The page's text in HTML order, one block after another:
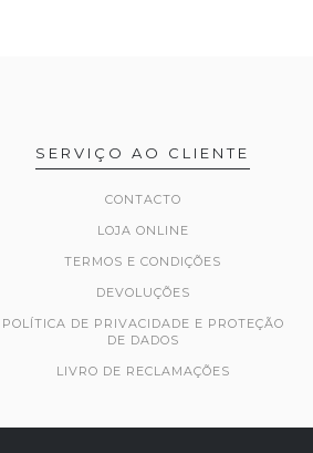
SERVIÇO AO CLIENTE
CONTACTO
LOJA ONLINE
TERMOS E CONDIÇÕES
DEVOLUÇÕES
POLÍTICA DE PRIVACIDADE E PROTEÇÃO
DE DADOS
LIVRO DE RECLAMAÇÕES